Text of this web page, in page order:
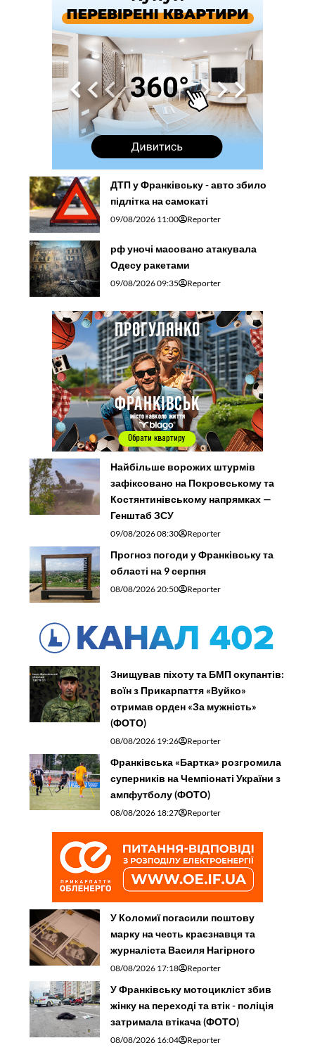
ДТП у Франківську - авто збило
підлітка на самокаті
09/08/2026 11:00 Reporter
рф уночі масовано атакувала
Одесу ракетами
09/08/2026 09:35 Reporter
Найбільше ворожих штурмів
зафіксовано на Покровському та
Костянтинівському напрямках —
Генштаб ЗСУ
09/08/2026 08:30 Reporter
Прогноз погоди у Франківську та
області на 9 серпня
08/08/2026 20:50 Reporter
Знищував піхоту та БМП окупантів:
воїн з Прикарпаття «Вуйко»
отримав орден «За мужність»
(ФОТО)
08/08/2026 19:26 Reporter
Франківська «Бартка» розгромила
суперників на Чемпіонаті України з
ампфутболу (ФОТО)
08/08/2026 18:27 Reporter
У Коломиї погасили поштову
марку на честь краєзнавця та
журналіста Василя Нагірного
08/08/2026 17:18 Reporter
У Франківську мотоцикліст збив
жінку на переході та втік - поліція
затримала втікача (ФОТО)
08/08/2026 16:04 Reporter